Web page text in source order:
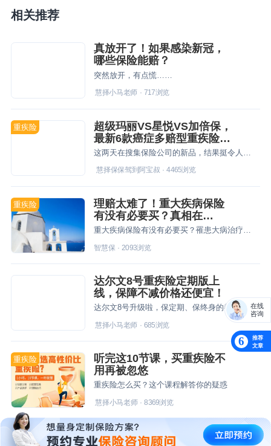
相关推荐
真放开了！如果感染新冠，
哪些保险能赔？
突然放开，有点慌……
慧择小马老师· 717浏览
重疾险
超级玛丽VS星悦VS加倍保，
最新6款癌症多赔型重疾险测
评
这两天在搜集保险公司的新品，结果挺令人期待的，有复星保德信的“星悦”重疾险，还有名字超级拉轰的瑞泰人寿的新品：超级玛丽重疾险。两款都是春节后的产品，拥有一个共同特征：癌症多次赔付。
慧择保保驾到阿宝叔· 4465浏览
重疾险
理赔太难了！重大疾病保险
有没有必要买？真相在
这……
重大疾病保险有没有必要买？罹患大病治疗费用昂贵，许多家庭无力承担，重疾险能弥补社保不足和转嫁经济负担，值得用户投保。
智慧保· 2093浏览
达尔文8号重疾险定期版上
线，保障不减价格还便宜！
达尔文8号升级啦，保定期、保终身的都能选。保定期的价格比预想的还要便宜!
慧择小马老师· 685浏览
重疾险
听完这10节课，买重疾险不
用再被忽悠
重疾险怎么买？这个课程解答你的疑惑
慧择小马老师· 8369浏览
6
推荐
文章
在线
咨询